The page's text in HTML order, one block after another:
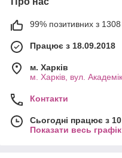
99% позитивних з 1308
Працює з 18.09.2018
м. Харків
м. Харків, вул.
Контакти
Сьогодні працює з
Показати весь